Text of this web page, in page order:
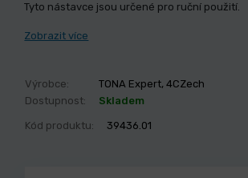
Tyto nástavce jsou určené pro ruční použití.
Zobrazit více
Výrobce:
TONA Expert, 4CZech
Dostupnost:
Skladem
Kód produktu: 39436.01